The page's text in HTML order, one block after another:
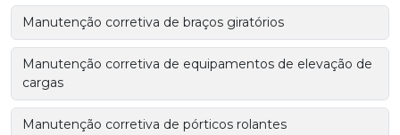
Manutenção corretiva de braços giratórios
Manutenção corretiva de equipamentos de elevação de
cargas
Manutenção corretiva de pórticos rolantes